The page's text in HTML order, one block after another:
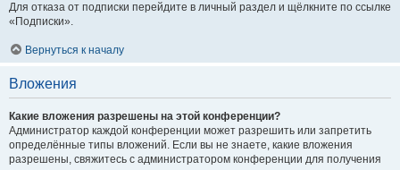
Для отказа от подписки перейдите в личный раздел и щёлкните по ссылке
«Подписки».
Вернуться к началу
Вложения
Какие вложения разрешены на этой конференции?
Администратор каждой конференции может разрешить или запретить
определённые типы вложений. Если вы не знаете, какие вложения
разрешены, свяжитесь с администратором конференции для получения